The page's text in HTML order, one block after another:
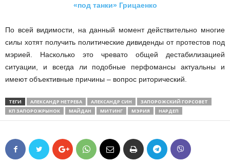
«под танки» Грицаенко
По всей видимости, на данный момент действительно многие
силы хотят получить политические дивиденды от протестов под
мэрией. Насколько это чревато общей дестабилизацией
ситуации, и всегда ли подобные перфомансы актуальны и
имеют объективные причины – вопрос риторический.
ТЕГИ АЛЕКСАНДР НЕТРЕБА АЛЕКСАНДР СИН
ЗАПОРОЖСКИЙ ГОРСОВЕТ
КП ЗАПОРОЖРЫНОК
МАЙДАН МИТИНГ МЭРИЯ НАРДЕП